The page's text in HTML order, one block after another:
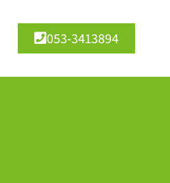
053-3413894